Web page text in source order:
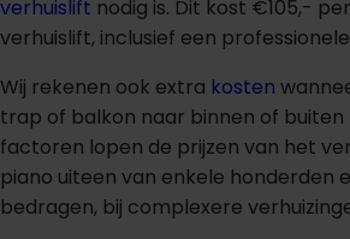
verhuislift nodig is. Dit kost €105,-
verhuislift, inclusief een
Wij rekenen ook extra kosten
trap of balkon naar binnen of buiten
factoren lopen de prijzen van het
piano uiteen van enkele honderden
bedragen, bij complexere